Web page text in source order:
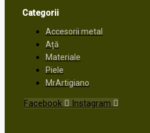
Categorii
Accesorii metal
Ață
Materiale
Piele
MrArtigiano
Facebook Instagram